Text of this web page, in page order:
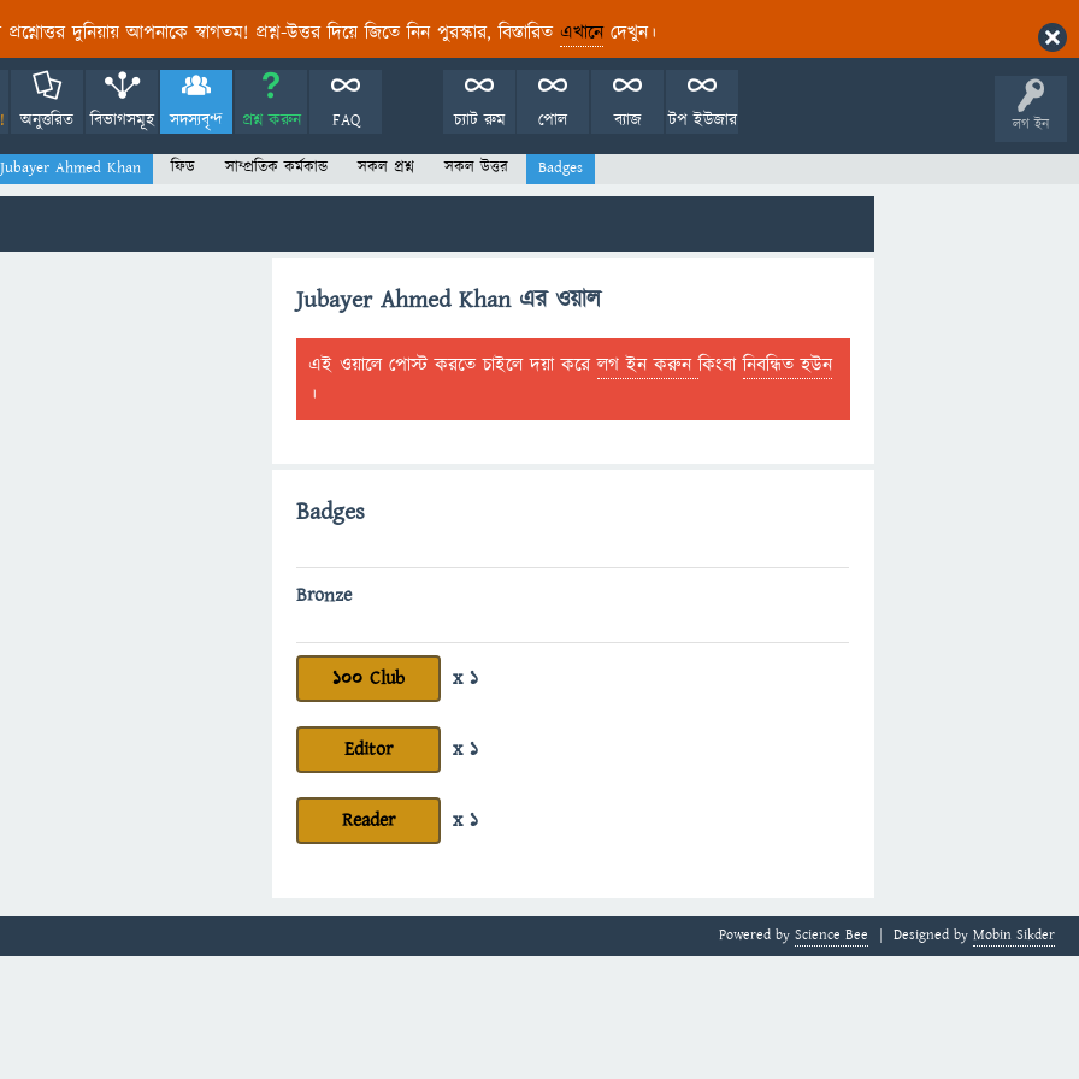
প্রশ্নোত্তর দুনিয়ায় আপনাকে স্বাগতম! প্রশ্ন-উত্তর দিয়ে জিতে নিন পুরস্কার, বিস্তারিত এখানেদেখুন।
লগ ইন
অনুত্তরিত বিভাগসমূহ সদস্যবৃন্দ প্রশ্ন করুন FAQ টপ ইউজার
ব্যাজ
পোল
চ্যাট রুম
Ahmed Khan ফিড সাম্প্রতিক কর্মকান্ড সকল প্রশ্ন সকল উত্তর Badges
Jubayer Ahmed Khan এর ওয়াল
এই ওয়ালে পোস্ট করতে চাইলে দয়া করেলগ ইন করুনকিংবানিবন্ধিত হউন
।
Badges
Bronze
100 Club x 1
Editor x 1
Reader x 1
Designed by Mobin Sikder
Powered by Science Bee